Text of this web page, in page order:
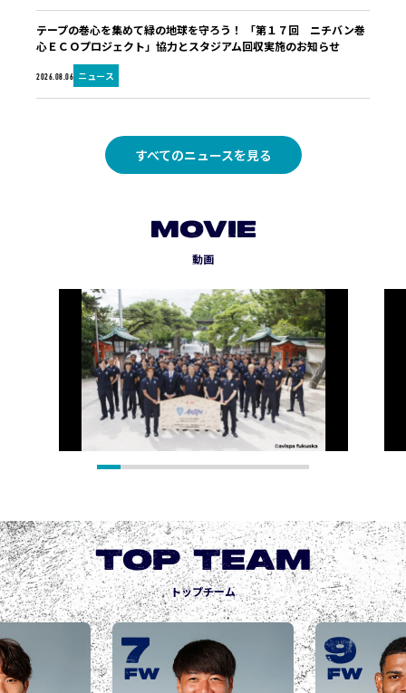
2026.08.06 ニュース
テープの巻心を集めて緑の地球を守ろう！ 「第１７回 ニチバン巻
心ＥＣＯプロジェクト」協力とスタジアム回収実施のお知らせ
すべてのニュースを見る
MOVIE
動画
TOP TEAM
トップチーム
9
FW
城後 寿
JOGO Hisashi
10
FW